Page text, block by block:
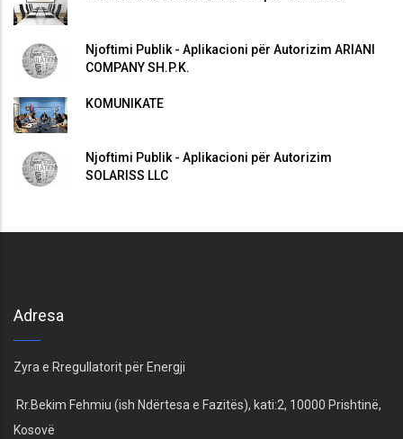
Njoftimi Publik - Aplikacioni për Autorizim ARIANI
COMPANY SH.P.K.
KOMUNIKATË
Njoftimi Publik - Aplikacioni për Autorizim
SOLARISS LLC
Adresa
Zyra e Rregullatorit për Energji
Rr.Bekim Fehmiu (ish Ndërtesa e Fazitës), kati:2, 10000 Prishtinë,
Kosovë